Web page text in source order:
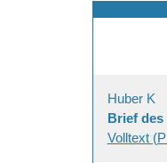
Huber K
Brief des
Volltext